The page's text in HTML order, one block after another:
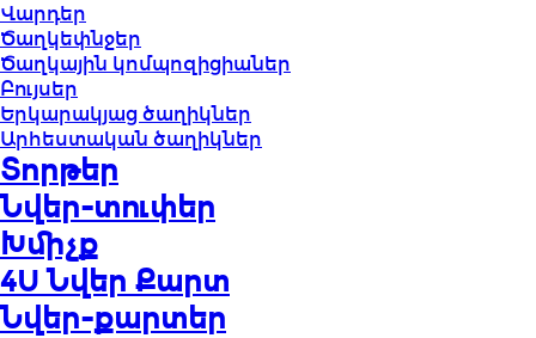
Վարդեր
Ծաղկեփնջեր
Ծաղկային կոմպոզիցիաներ
Բույսեր
Երկարակյաց ծաղիկներ
Արհեստական ծաղիկներ
Տորթեր
Նվեր-տուփեր
Խմիչք
4U Նվեր Քարտ
Նվեր-քարտեր